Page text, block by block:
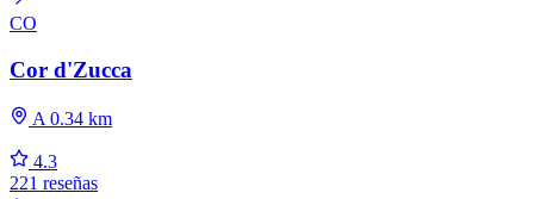
CO
Cor d'Zucca
A 0.34 km
4.3
221 reseñas